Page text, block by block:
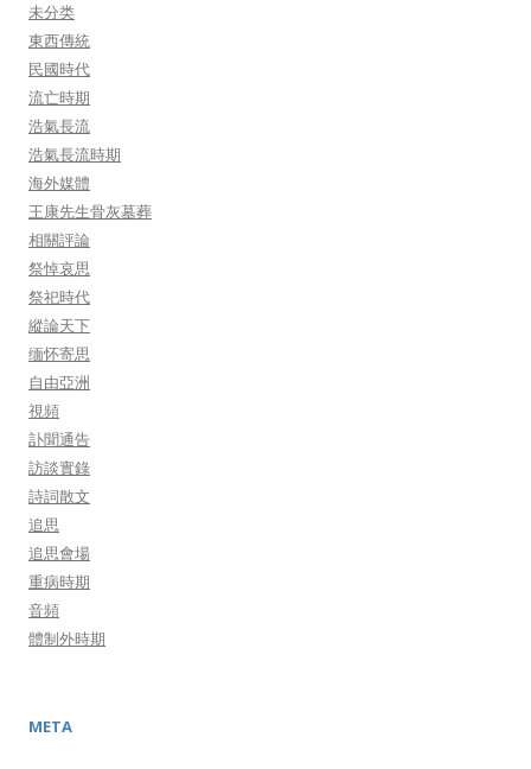
未分类
東西傳統
民國時代
流亡時期
浩氣長流
浩氣長流時期
海外媒體
王康先生骨灰墓葬
相關評論
祭悼哀思
祭祀時代
縱論天下
缅怀寄思
自由亞洲
視頻
訃聞通告
訪談實錄
詩詞散文
追思
追思會場
重病時期
音頻
體制外時期
META